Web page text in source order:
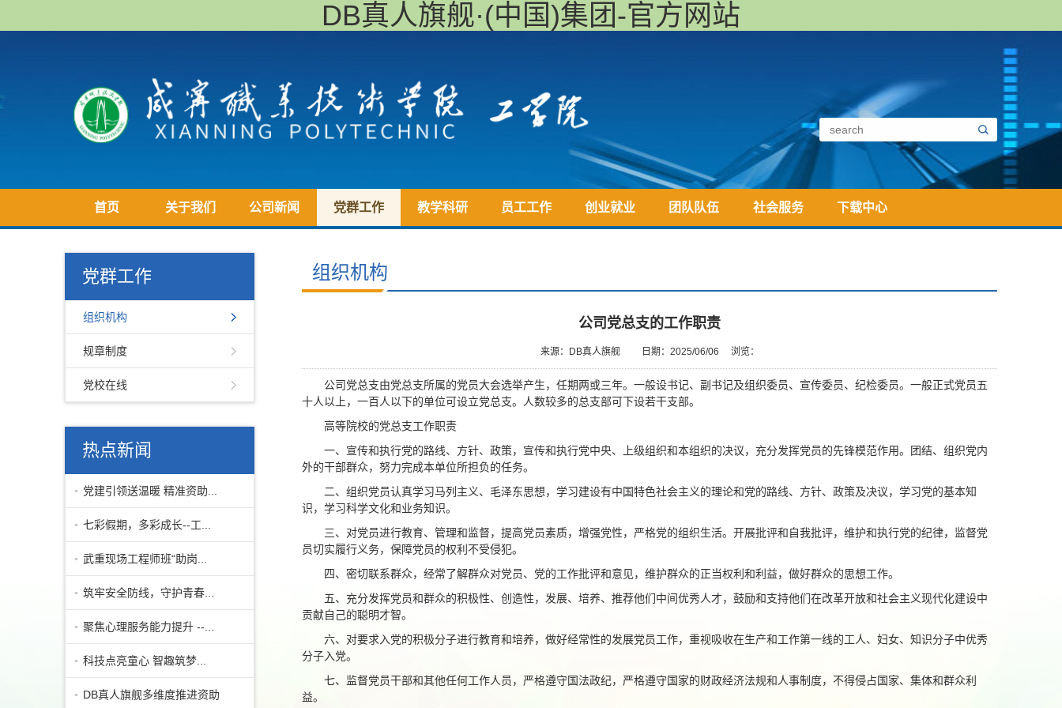
DB真人旗舰·(中国)集团-官方网站
首页 关于我们 公司新闻 党群工作 教学科研 员工工作 创业就业 团队队伍 社会服务 下载中心
党群工作
组织机构
规章制度
党校在线
热点新闻
党建引领送温暖 精准资助...
七彩假期，多彩成长--工...
武重现场工程师班“助岗...
筑牢安全防线，守护青春...
聚焦心理服务能力提升 --...
科技点亮童心 智趣筑梦...
DB真人旗舰多维度推进资助
组织机构
公司党总支的工作职责
来源：DB真人旗舰 日期：2025/06/06 浏览：
公司党总支由党总支所属的党员大会选举产生，任期两或三年。一般设书记、副书记及组织委员、宣传委员、纪检委员。一般正式党员五
十人以上，一百人以下的单位可设立党总支。人数较多的总支部可下设若干支部。
高等院校的党总支工作职责
一、宣传和执行党的路线、方针、政策，宣传和执行党中央、上级组织和本组织的决议，充分发挥党员的先锋模范作用。团结、组织党内
外的干部群众，努力完成本单位所担负的任务。
二、组织党员认真学习马列主义、毛泽东思想，学习建设有中国特色社会主义的理论和党的路线、方针、政策及决议，学习党的基本知
识，学习科学文化和业务知识。
三、对党员进行教育、管理和监督，提高党员素质，增强党性，严格党的组织生活。开展批评和自我批评，维护和执行党的纪律，监督党
员切实履行义务，保障党员的权利不受侵犯。
四、密切联系群众，经常了解群众对党员、党的工作批评和意见，维护群众的正当权利和利益，做好群众的思想工作。
五、充分发挥党员和群众的积极性、创造性，发展、培养、推荐他们中间优秀人才，鼓励和支持他们在改革开放和社会主义现代化建设中
贡献自己的聪明才智。
六、对要求入党的积极分子进行教育和培养，做好经常性的发展党员工作，重视吸收在生产和工作第一线的工人、妇女、知识分子中优秀
分子入党。
七、监督党员干部和其他任何工作人员，严格遵守国法政纪，严格遵守国家的财政经济法规和人事制度，不得侵占国家、集体和群众利
益。